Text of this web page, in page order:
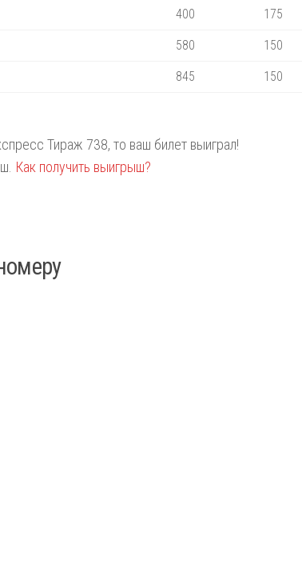
400 175
580 150
845 150
Тираж 738, то ваш билет выиграл!
Как получить выигрыш?